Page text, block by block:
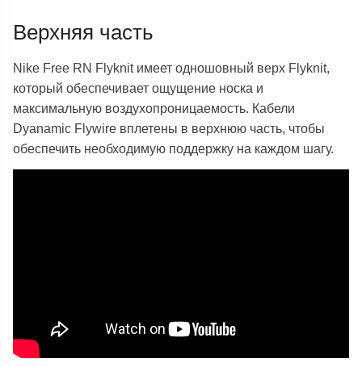
Верхняя часть
Nike Free RN Flyknit имеет одношовный верх Flyknit,
который обеспечивает ощущение носка и
максимальную воздухопроницаемость. Кабели
Dyanamic Flywire вплетены в верхнюю часть, чтобы
обеспечить необходимую поддержку на каждом шагу.